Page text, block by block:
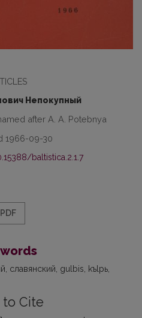
Непокупный
after A. A. Potebnya
1966-09-30
baltistica.2.1.7
PDF
славянский gulbis kъlpь
to Cite